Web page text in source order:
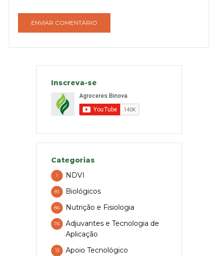
Inscreva-se
Categorias
NDVI
1
Biológicos
81
Nutrição e Fisiologia
86
Adjuvantes e Tecnologia de
Aplicação
76
Apoio Tecnológico
13